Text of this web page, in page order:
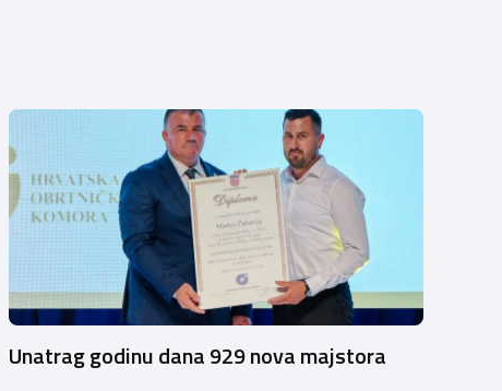
Unatrag godinu dana 929 nova majstora